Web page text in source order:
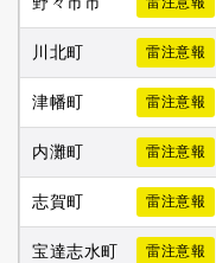
川北町 雷注意報
津幡町 雷注意報
内灘町 雷注意報
志賀町 雷注意報
宝達志水町 雷注意報